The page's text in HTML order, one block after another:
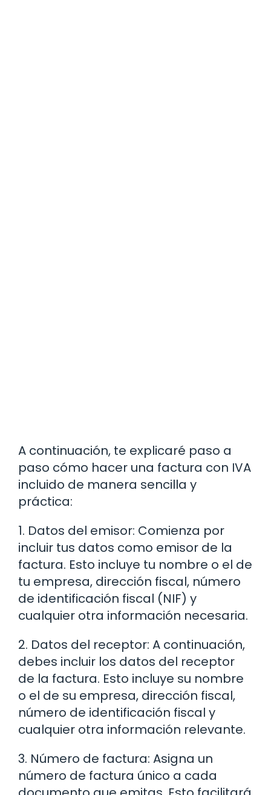
A continuación, te explicaré paso a
paso cómo hacer una factura con IVA
incluido de manera sencilla y
práctica:
1. Datos del emisor: Comienza por
incluir tus datos como emisor de la
factura. Esto incluye tu nombre o el de
tu empresa, dirección fiscal, número
de identificación fiscal (NIF) y
cualquier otra información necesaria.
2. Datos del receptor: A continuación,
debes incluir los datos del receptor
de la factura. Esto incluye su nombre
o el de su empresa, dirección fiscal,
número de identificación fiscal y
cualquier otra información relevante.
3. Número de factura: Asigna un
número de factura único a cada